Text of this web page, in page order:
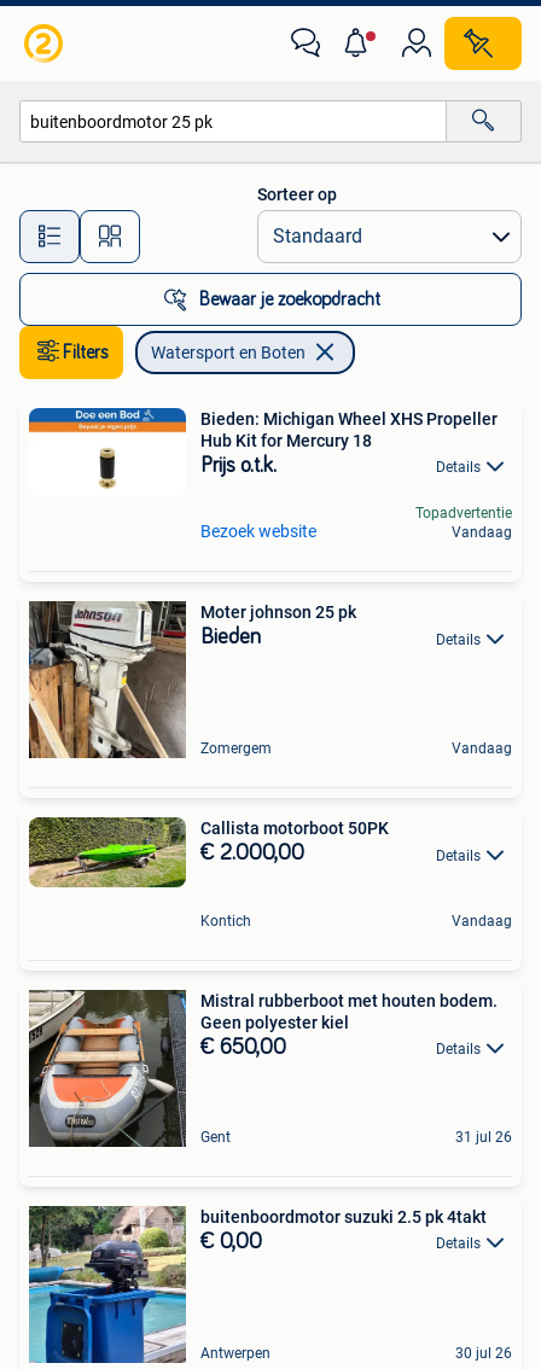
Alle afstanden…
Sorteer op
Bewaar je zoekopdracht
Filters Watersport en Boten
Bieden: Michigan Wheel XHS Propeller
Hub Kit for Mercury 18
Prijs o.t.k. Details
Bezoek website
Topadvertentie
Vandaag
Moter johnson 25 pk
Bieden Details
Zomergem Vandaag
Callista motorboot 50PK
€ 2.000,00 Details
Kontich Vandaag
Mistral rubberboot met houten bodem.
Geen polyester kiel
€ 650,00 Details
Gent 31 jul 26
buitenboordmotor suzuki 2.5 pk 4takt
€ 0,00 Details
Antwerpen 30 jul 26